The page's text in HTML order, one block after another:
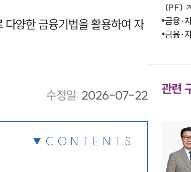
양한 금융기법을 활용하여 자
수정일: 2026-07-22
CONTENTS
(PF)
금융·
금융·
관련